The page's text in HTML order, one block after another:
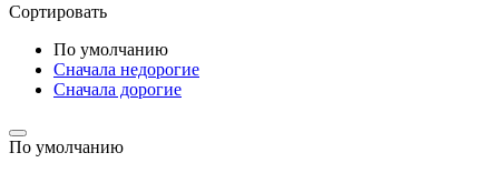
Сортировать
По умолчанию
Сначала недорогие
Сначала дорогие
По умолчанию